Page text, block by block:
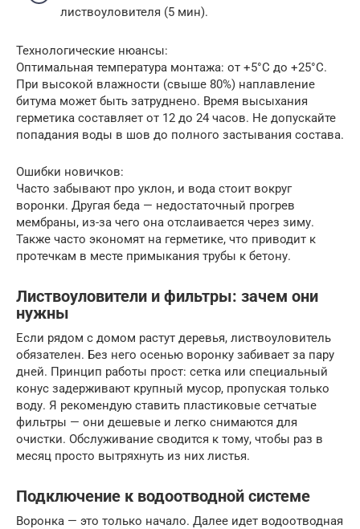
листвоуловителя (5 мин).
Технологические нюансы:
Оптимальная температура монтажа: от +5°C до +25°C.
При высокой влажности (свыше 80%) наплавление
битума может быть затруднено. Время высыхания
герметика составляет от 12 до 24 часов. Не допускайте
попадания воды в шов до полного застывания состава.
Ошибки новичков:
Часто забывают про уклон, и вода стоит вокруг
воронки. Другая беда — недостаточный прогрев
мембраны, из-за чего она отслаивается через зиму.
Также часто экономят на герметике, что приводит к
протечкам в месте примыкания трубы к бетону.
Листвоуловители и фильтры: зачем они
нужны
Если рядом с домом растут деревья, листвоуловитель
обязателен. Без него осенью воронку забивает за пару
дней. Принцип работы прост: сетка или специальный
конус задерживают крупный мусор, пропуская только
воду. Я рекомендую ставить пластиковые сетчатые
фильтры — они дешевые и легко снимаются для
очистки. Обслуживание сводится к тому, чтобы раз в
месяц просто вытряхнуть из них листья.
Подключение к водоотводной системе
Воронка — это только начало. Далее идет водоотводная